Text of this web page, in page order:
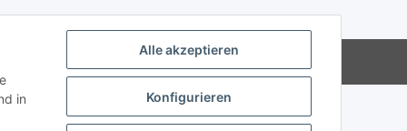
Alle akzeptieren
Konfigurieren
in